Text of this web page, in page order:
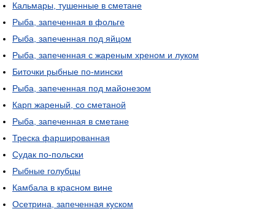
Кальмары, тушенные в сметане
Рыба, запеченная в фольге
Рыба, запеченная под яйцом
Рыба, запеченная с жареным хреном и луком
Биточки рыбные по-мински
Рыба, запеченная под майонезом
Карп жареный, со сметаной
Рыба, запеченная в сметане
Треска фаршированная
Судак по-польски
Рыбные голубцы
Камбала в красном вине
Осетрина, запеченная куском